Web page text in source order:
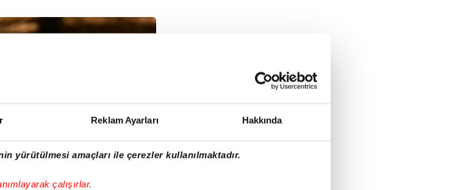
Reklam Ayarları Hakkında
yürütülmesi amaçları ile çerezler kullanılmaktadır.
çalışırlar.